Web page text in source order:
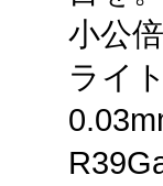
小公
ライ